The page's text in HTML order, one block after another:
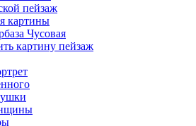
пейзаж
картины
Чусовая
картину пейзаж